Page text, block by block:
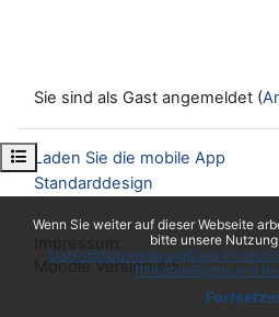
Wenn Sie weiter auf dieser Webseite
bitte unsere
Datenschutzerklärung/Data
Pflichten/Rights and
Kursindex öffnen
Sie sind als Gast angemeldet (
Laden Sie die mobile App
Standarddesign
Moodle Version 4.5